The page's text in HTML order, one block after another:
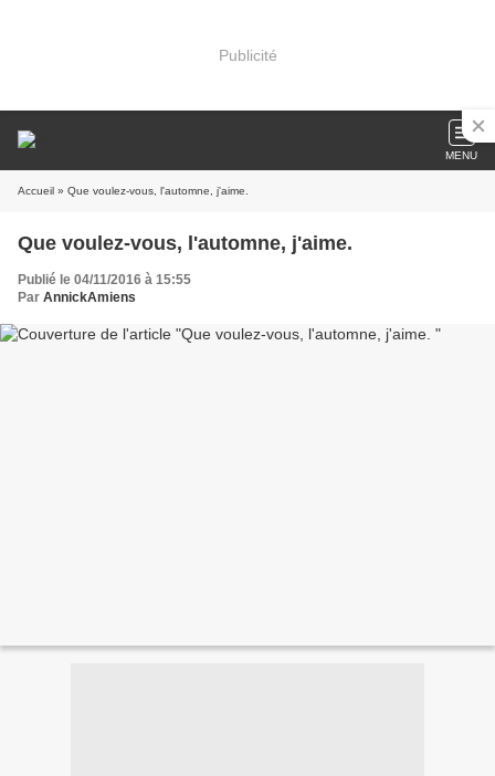
Publicité
MENU
Accueil » Que voulez-vous, l'automne, j'aime.
Que voulez-vous, l'automne, j'aime.
Publié le 04/11/2016 à 15:55
Par AnnickAmiens